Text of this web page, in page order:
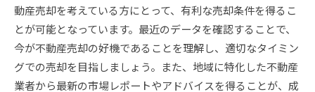
動産売却を考えている方にとって、有利な売却条件を得るこ
とが可能となっています。最近のデータを確認することで、
今が不動産売却の好機であることを理解し、適切なタイミン
グでの売却を目指しましょう。また、地域に特化した不動産
業者から最新の市場レポートやアドバイスを得ることが、成